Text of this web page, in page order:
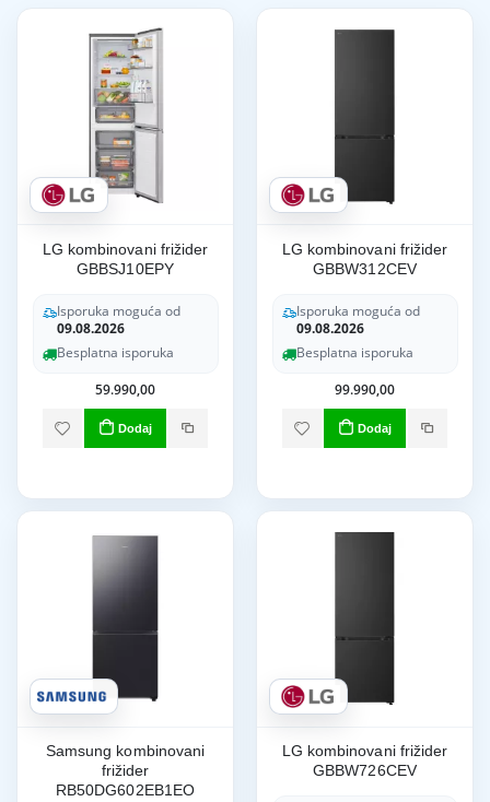
LG kombinovani frižider
GBBSJ10EPY
Isporuka moguća od
09.08.2026
Besplatna isporuka
59.990,00
Dodaj
LG kombinovani frižider
GBBW312CEV
Isporuka moguća od
09.08.2026
Besplatna isporuka
99.990,00
Dodaj
Samsung kombinovani
frižider
RB50DG602EB1EO
LG kombinovani frižider
GBBW726CEV